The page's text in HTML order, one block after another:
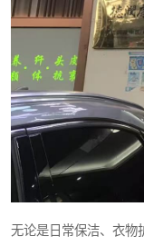
无论是日常保洁、衣物